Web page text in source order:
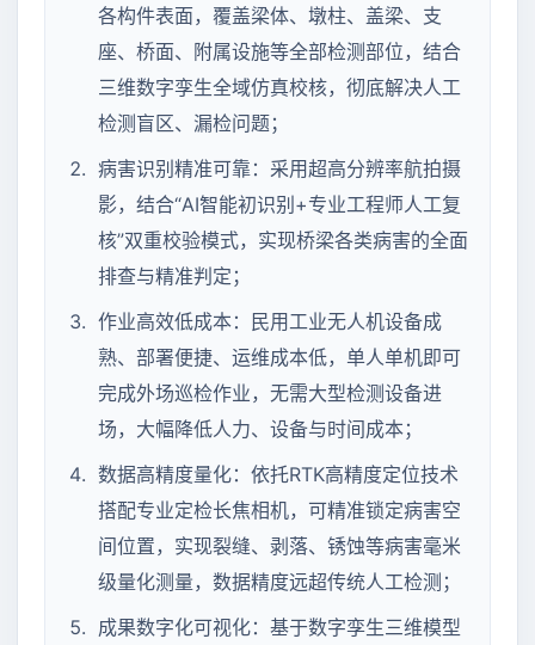
各构件表面，覆盖梁体、墩柱、盖梁、支
座、桥面、附属设施等全部检测部位，结合
三维数字孪生全域仿真校核，彻底解决人工
检测盲区、漏检问题；
病害识别精准可靠：采用超高分辨率航拍摄
影，结合“AI智能初识别+专业工程师人工复
核”双重校验模式，实现桥梁各类病害的全面
排查与精准判定；
作业高效低成本：民用工业无人机设备成
熟、部署便捷、运维成本低，单人单机即可
完成外场巡检作业，无需大型检测设备进
场，大幅降低人力、设备与时间成本；
数据高精度量化：依托RTK高精度定位技术
搭配专业定检长焦相机，可精准锁定病害空
间位置，实现裂缝、剥落、锈蚀等病害毫米
级量化测量，数据精度远超传统人工检测；
成果数字化可视化：基于数字孪生三维模型